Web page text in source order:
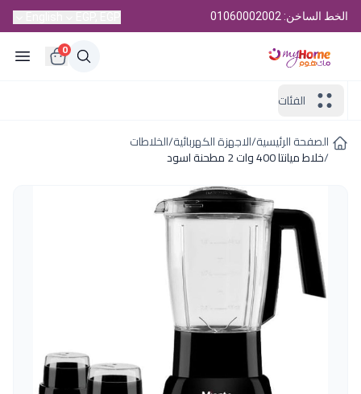
الخط الساخن: 01060002002
0
الفئات
الصفحة الرئيسية/الاجهزة الكهربائية/الخلاطات
/خلاط ميانتا 400 وات 2 مطحنة اسود